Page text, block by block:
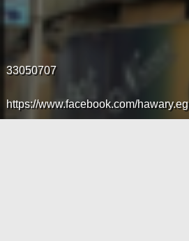
33050707
https://www.facebook.com/hawary.eg